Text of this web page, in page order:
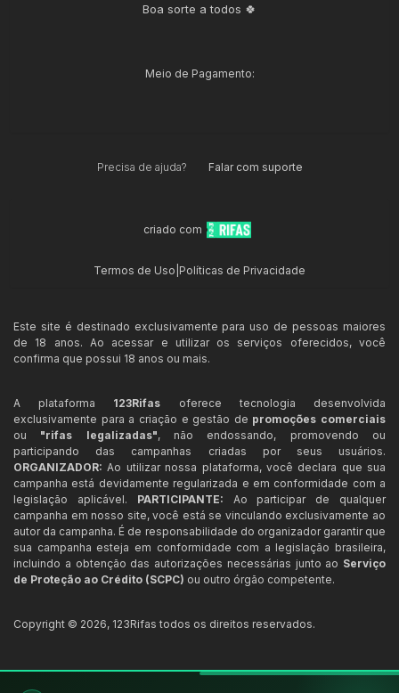
Boa sorte a todos 🍀
Meio de Pagamento:
Precisa de ajuda? Falar com suporte
criado com
Termos de Uso Políticas de Privacidade
Este site é destinado exclusivamente para uso de pessoas maiores
de 18 anos. Ao acessar e utilizar os serviços oferecidos, você
confirma que possui 18 anos ou mais.
A plataforma 123Rifas oferece tecnologia desenvolvida
exclusivamente para a criação e gestão de promoções comerciais
ou "rifas legalizadas", não endossando, promovendo ou
participando das campanhas criadas por seus usuários.
ORGANIZADOR: Ao utilizar nossa plataforma, você declara que sua
campanha está devidamente regularizada e em conformidade com a
legislação aplicável. PARTICIPANTE: Ao participar de qualquer
campanha em nosso site, você está se vinculando exclusivamente ao
autor da campanha. É de responsabilidade do organizador garantir que
sua campanha esteja em conformidade com a legislação brasileira,
incluindo a obtenção das autorizações necessárias junto ao Serviço
de Proteção ao Crédito (SCPC) ou outro órgão competente.
Copyright © 2026, 123Rifas todos os direitos reservados.